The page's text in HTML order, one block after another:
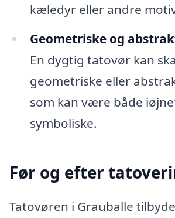
kæledyr eller andre
Geometriske og
En dygtig tatovør kan
geometriske eller
som kan være både
symboliske.
Før og efter
Tatovøren i Grauballe